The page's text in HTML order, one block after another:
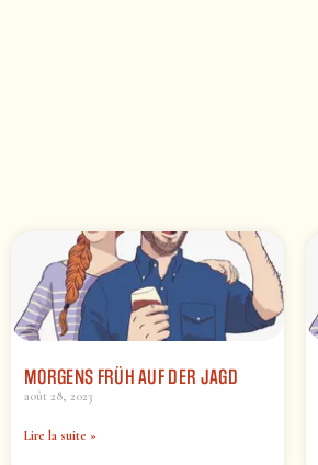
MORGENS FRÜH AUF DER JAGD
août 28, 2023
Lire la suite »